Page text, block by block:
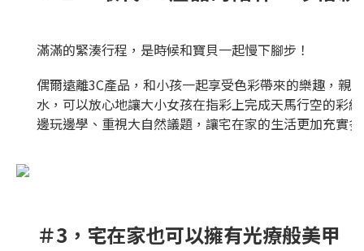
滿滿的緊湊行程，是時候和寶貝一起慢下腳步！
偶爾遠離3C產品，和小孩一起享受色彩帶來的樂趣，親
水，可以放心地讓大小女孩在指彩上完成天馬行空的彩
邊玩邊學、重視大自然議題，讓宅在家的生活更加充實
＃3，宅在家也可以擁有光療般美甲